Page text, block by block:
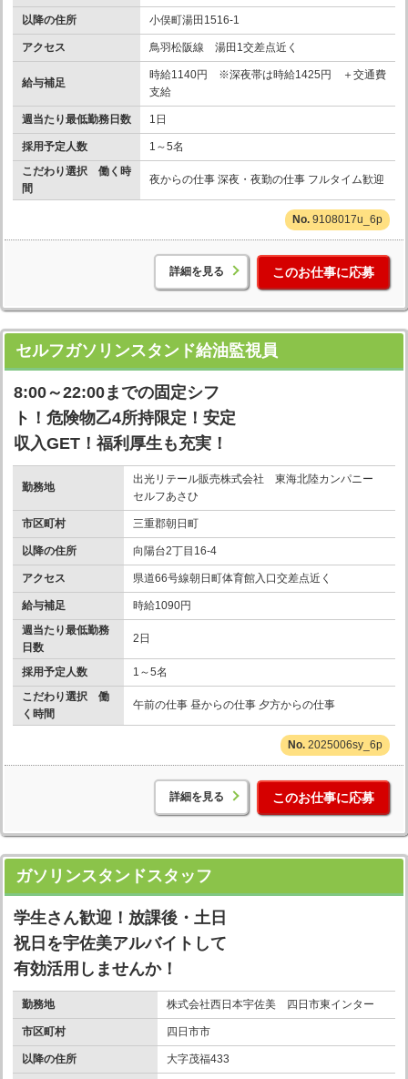
以降の住所 小俣町湯田1516-1
アクセス 鳥羽松阪線 湯田1交差点近く
給与補足
時給1140円 ※深夜帯は時給1425円 ＋交通費
支給
週当たり最低勤務日数 1日
採用予定人数
1～5名
こだわり選択 働く時
間
夜からの仕事 深夜・夜勤の仕事 フルタイム歓迎
9108017u_6p
詳細を見る このお仕事に応募
セルフガソリンスタンド給油監視員
8:00～22:00までの固定シフ
ト！危険物乙4所持限定！安定
収入GET！福利厚生も充実！
勤務地
出光リテール販売株式会社 東海北陸カンパニー
セルフあさひ
市区町村 三重郡朝日町
以降の住所 向陽台2丁目16-4
アクセス 県道66号線朝日町体育館入口交差点近く
給与補足
時給1090円
週当たり最低勤務
日数
2日
採用予定人数
1～5名
こだわり選択 働
く時間
午前の仕事 昼からの仕事 夕方からの仕事
2025006sy_6p
詳細を見る このお仕事に応募
ガソリンスタンドスタッフ
学生さん歓迎！放課後・土日
祝日を宇佐美アルバイトして
有効活用しませんか！
勤務地 株式会社西日本宇佐美 四日市東インター
市区町村 四日市市
以降の住所 大字茂福433